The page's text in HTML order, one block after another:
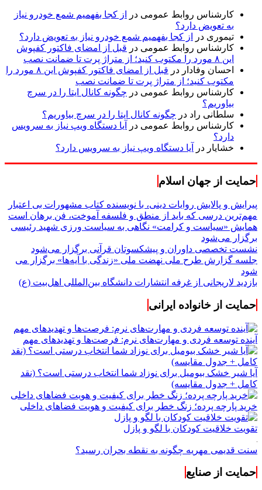
کارشناس روابط عمومی در
از کجا بفهمیم شمع خودرو نیاز
به تعویض دارد؟
تیموری در
از کجا بفهمیم شمع خودرو نیاز به تعویض دارد؟
کارشناس روابط عمومی در قبل از امضای فاکتور کفپوش
این ۸ مورد را مکتوب کنید؛ از متراژ پرت تا ضمانت نصب
احسان وفادار در
قبل از امضای فاکتور کفپوش این ۸ مورد را
مکتوب کنید؛ از متراژ پرت تا ضمانت نصب
کارشناس روابط عمومی در چگونه کانال ایتا را در سرچ
بیاوریم؟
سلطانی راد در چگونه کانال ایتا را در سرچ بیاوریم؟
کارشناس روابط عمومی در
آیا دستگاه ویپ نیاز به سرویس
دارد؟
خشایار در آیا دستگاه ویپ نیاز به سرویس دارد؟
حمایت از جهان اسلام
پیرایش و پالایش روایات دینی، با نویسنده کتاب مشهورات بی اعتبار
مهم‌ترین درسی که باید از منطق و فلسفه آموخت، فن برهان است
همایش «سیاست و کرامت» نگاهی به سیاست ورزی شهید رئیسی
برگزار می‌شود
نشست تخصصی داوران و پیشکسوتان قرآنی برگزار می‌شود
جلسه گزارش طرح ملی نهضت ملی «زندگی با آیه‌ها» برگزار می
شود
بازدید لاریجانی از غرفه انتشارات دانشگاه بین‌المللی اهل‌بیت (ع)
حمایت از خانواده ایرانی
آینده توسعه فردی و مهارت‌های نرم: فرصت‌ها و تهدیدهای مهم
آیا شیر خشک بیومیل برای نوزاد شما انتخاب درستی است؟ (نقد
کامل + جدول مقایسه)
خرید پارچه پرده؛ زنگ خطر برای کیفیت و هویت فضاهای داخلی
تقویت خلاقیت کودکان با لگو و پازل
سنت قدیمی مهریه چگونه به نقطه بحران رسید؟
حمایت از صنایع